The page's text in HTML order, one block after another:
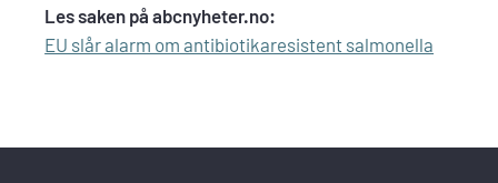
Les saken på abcnyheter.no:
EU slår alarm om antibiotikaresistent salmonella